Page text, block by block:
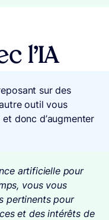
l’IA
sur des
outil vous
donc d’augmenter
artificielle pour
vous vous
pertinents pour
et des intérêts de